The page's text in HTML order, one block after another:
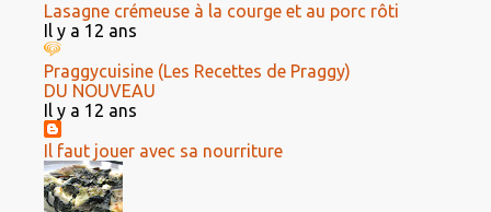
Lasagne crémeuse à la courge et au porc rôti
Il y a 12 ans
Praggycuisine (Les Recettes de Praggy)
DU NOUVEAU
Il y a 12 ans
Il faut jouer avec sa nourriture